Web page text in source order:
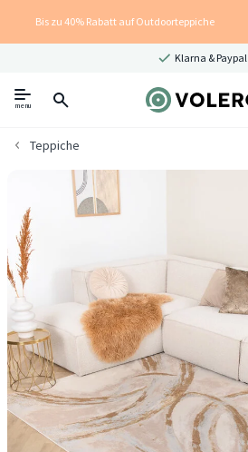
Bis zu 40% Rabatt auf Outdoorteppiche
Klarna & Paypal
menu
Teppiche